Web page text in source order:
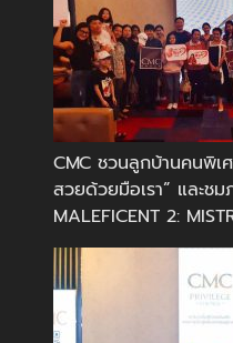
CMC ชวนลูกบ้านคนพิเ
สวยด้วยมือเรา” และช
MALEFICENT 2: